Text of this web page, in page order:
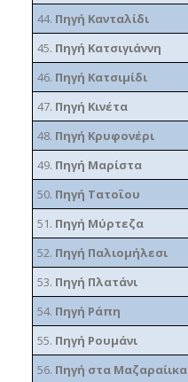
44. Πηγή Κανταλίδι
45. Πηγή Κατσιγιάννη
46. Πηγή Κατσιμίδι
47. Πηγή Κινέτα
48. Πηγή Κρυφονέρι
49. Πηγή Μαρίστα
50. Πηγή Τατοΐου
51. Πηγή Μύρτεζα
52. Πηγή Παλιομήλεσι
53. Πηγή Πλατάνι
54. Πηγή Ράπη
55. Πηγή Ρουμάνι
56. Πηγή στα Μαζαραίικα